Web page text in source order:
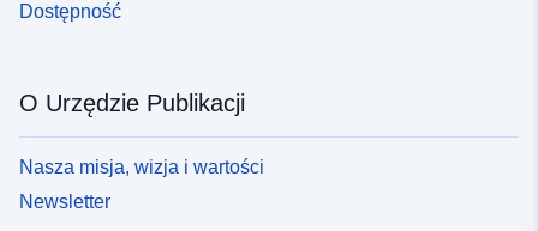
Dostępność
O Urzędzie Publikacji
Nasza misja, wizja i wartości
Newsletter